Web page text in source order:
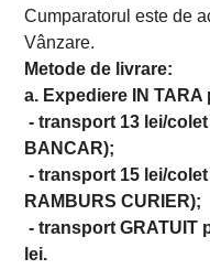
Cumparatorul este de
Vânzare.
Metode de livrare:
a. Expediere IN TARA
- transport 13 lei/
BANCAR);
- transport 15 lei/
RAMBURS CURIER);
- transport GRATUIT
lei.